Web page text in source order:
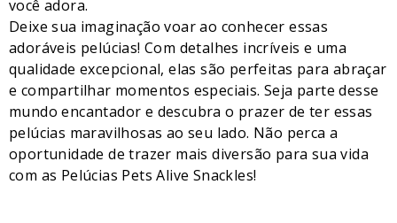
você adora.
Deixe sua imaginação voar ao conhecer essas
adoráveis pelúcias! Com detalhes incríveis e uma
qualidade excepcional, elas são perfeitas para abraçar
e compartilhar momentos especiais. Seja parte desse
mundo encantador e descubra o prazer de ter essas
pelúcias maravilhosas ao seu lado. Não perca a
oportunidade de trazer mais diversão para sua vida
com as Pelúcias Pets Alive Snackles!